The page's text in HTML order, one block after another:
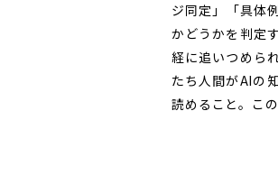
ジ同定」「具体
かどうかを判定
経に追いつめら
たち人間がAIの
読めること。こ